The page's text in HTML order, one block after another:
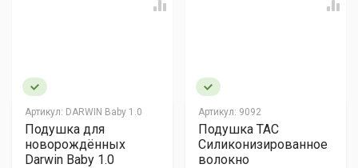
Артикул: DARWIN Baby 1.0
Подушка для
новорождённых
Darwin Baby 1.0
Артикул: 9092
Подушка TAC
Силиконизированное
волокно